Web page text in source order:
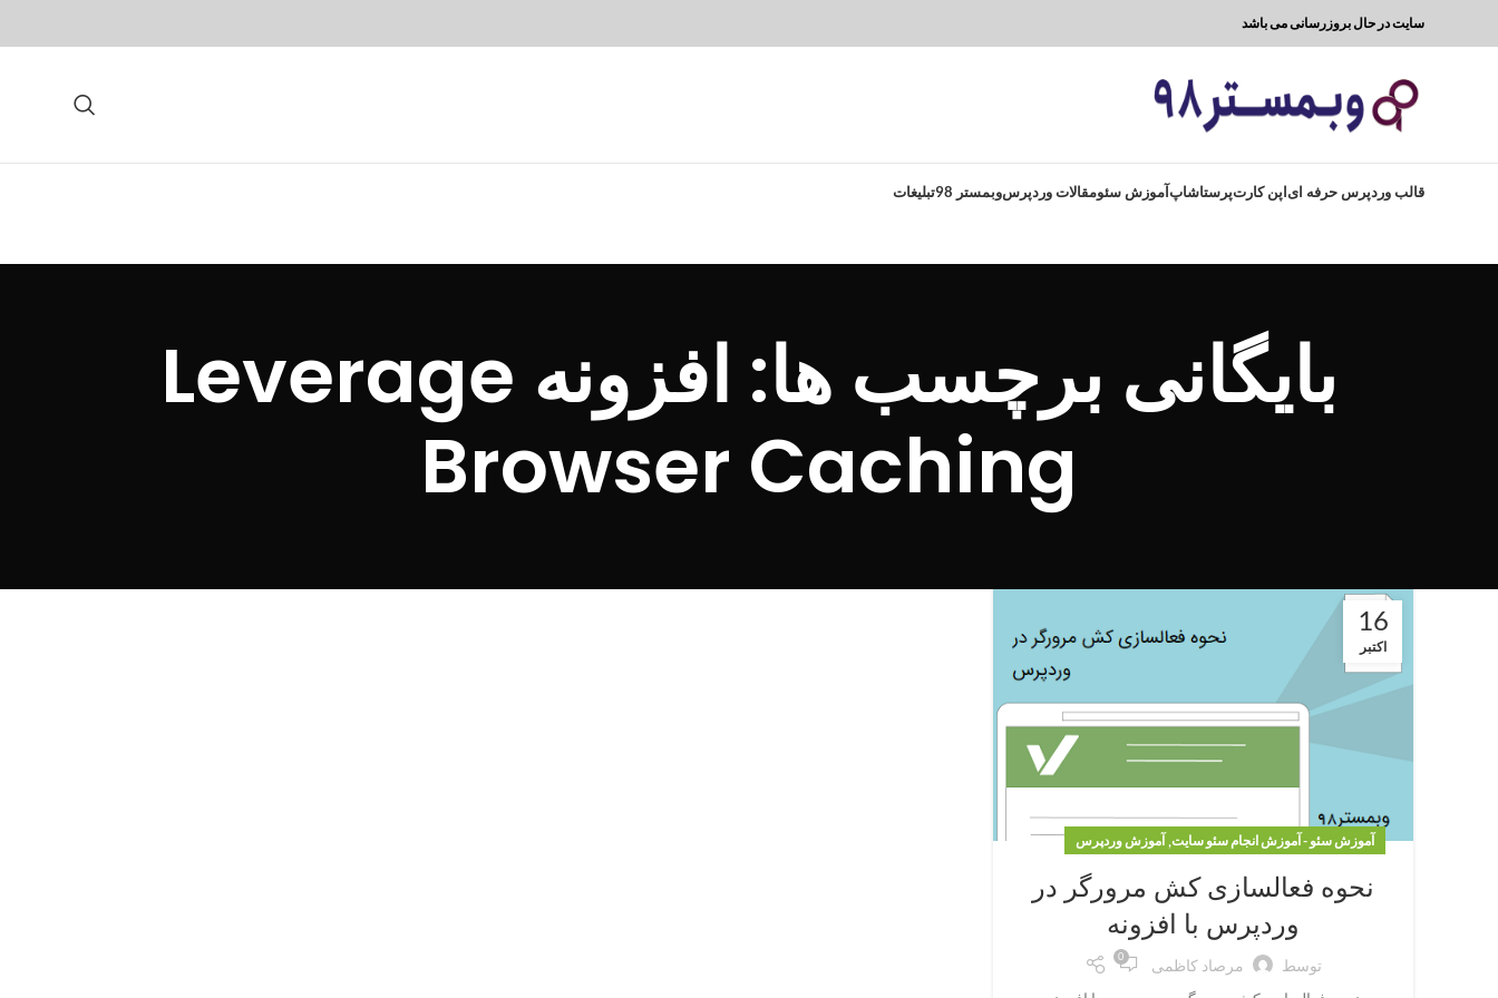
سایت در حال بروزرسانی می باشد
قالب وردپرس حرفه ایاپن کارتپرستاشاپآموزش سئومقالات وردپرسوبمستر 98 تبلیغات
بایگانی برچسب ها: افزونه Leverage
Browser Caching
16
اکتبر
آموزش سئو - آموزش انجام سئو سایت,آموزش وردپرس
نحوه فعالسازی کش مرورگر در
وردپرس با افزونه
توسط مرصاد کاظمی 0